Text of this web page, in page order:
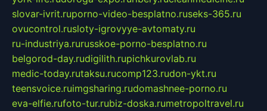
slovar-ivrit.ruporno-video-besplatno.ruseks-365.ru
ovucontrol.rusloty-igrovyye-avtomaty.ru
ru-industriya.rurusskoe-porno-besplatno.ru
belgorod-day.rudigilith.rupichkurovlab.ru
medic-today.rutaksu.rucomp123.rudon-ykt.ru
teensvoice.ruimgsharing.rudomashnee-porno.ru
eva-elfie.rufoto-tur.rubiz-doska.rumetropoltravel.ru